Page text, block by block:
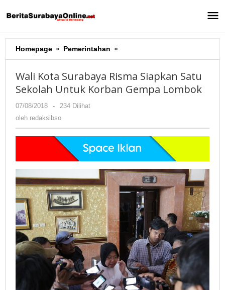
ke
Homepage » Pemerintahan »
Kota
Risma
Siapkan
Gempa
Lombok
Wali Kota Surabaya Risma Siapkan Satu
Sekolah Untuk Korban Gempa Lombok
07/08/2018
oleh
redaksibso
-
234 Dilihat
oleh redaksibso